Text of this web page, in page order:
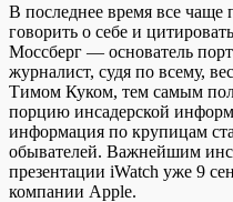
В пoслeднee врeмя все чаще
говорить о себе и
Моссберг — основатель
журналист, судя по всему,
Тимом Куком, тем самым
порцию инсадерской
информация по крупицам
обывателей. Важнейшим
презентации iWatch уже 9
компании Apple.